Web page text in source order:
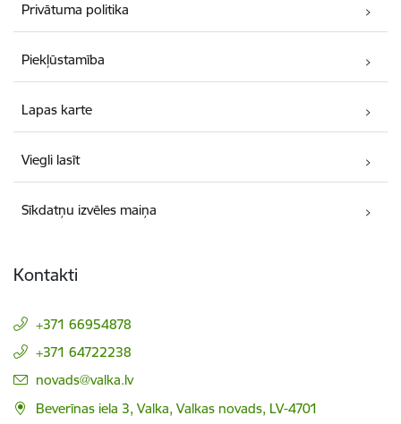
Privātuma politika
Piekļūstamība
Lapas karte
Viegli lasīt
Sīkdatņu izvēles maiņa
Kontakti
+371 66954878
+371 64722238
E-pasts:
novads@valka.lv
Beverīnas iela 3, Valka, Valkas novads, LV-4701